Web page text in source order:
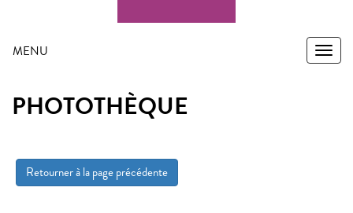
MENU
PHOTOTHÈQUE
Retourner à la page précédente